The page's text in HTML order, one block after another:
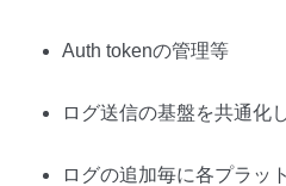
Auth tokenの管理等
ログ送信の基盤を共通化
ログの追加毎に各プラッ